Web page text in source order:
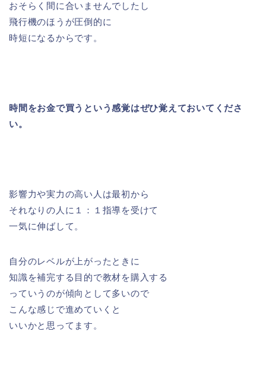
おそらく間に合いませんでしたし
飛行機のほうが圧倒的に
時短になるからです。
時間をお金で買うという感覚はぜひ覚えておいてくださ
い。
影響力や実力の高い人は最初から
それなりの人に１：１指導を受けて
一気に伸ばして。
自分のレベルが上がったときに
知識を補完する目的で教材を購入する
っていうのが傾向として多いので
こんな感じで進めていくと
いいかと思ってます。